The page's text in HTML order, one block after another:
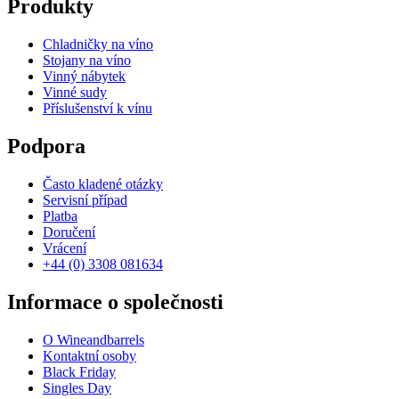
Produkty
Chladničky na víno
Stojany na víno
Vinný nábytek
Vinné sudy
Příslušenství k vínu
Podpora
Často kladené otázky
Servisní případ
Platba
Doručení
Vrácení
+44 (0) 3308 081634
Informace o společnosti
O Wineandbarrels
Kontaktní osoby
Black Friday
Singles Day